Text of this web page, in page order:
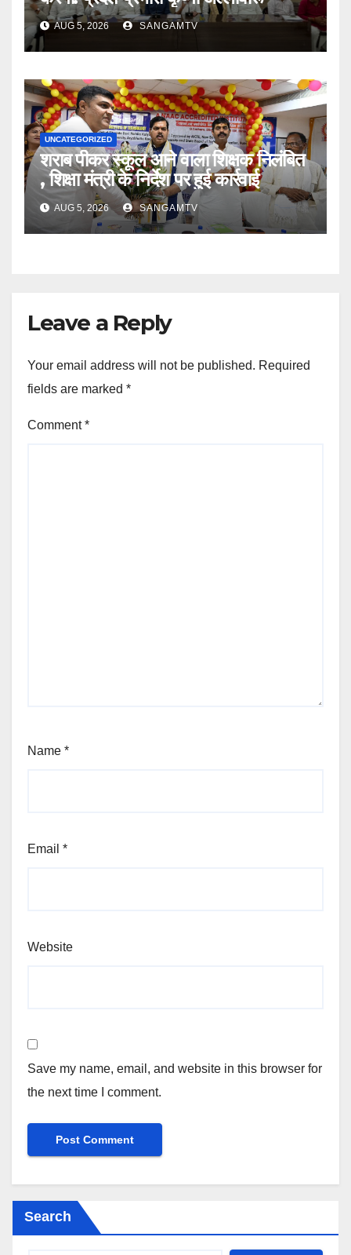
AUG 5, 2026 SANGAMTV
UNCATEGORIZED
शराब पीकर स्कूल आने वाला शिक्षक निलंबित
, शिक्षा मंत्री के निर्देश पर हुई कार्रवाई
AUG 5, 2026 SANGAMTV
Leave a Reply
Your email address will not be published. Required
fields are marked *
Comment*
Name *
Email *
Website
Save my name, email, and website in this browser for
the next time I comment.
Search